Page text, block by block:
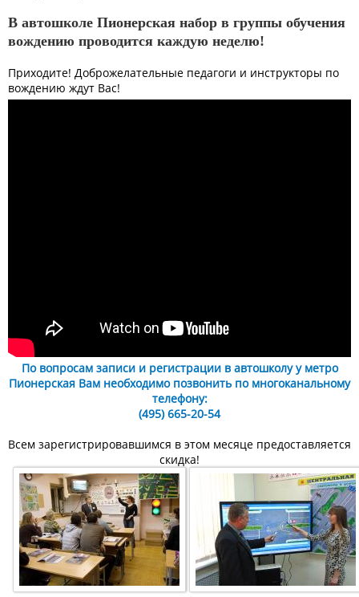
В автошколе Пионерская набор в группы обучения
вождению проводится каждую неделю!
Приходите! Доброжелательные педагоги и инструкторы по
вождению ждут Вас!
По вопросам записи и регистрации в автошколу у метро
Пионерская Вам необходимо позвонить по многоканальному
телефону:
(495) 665-20-54
Всем зарегистрировавшимся в этом месяце предоставляется
скидка!